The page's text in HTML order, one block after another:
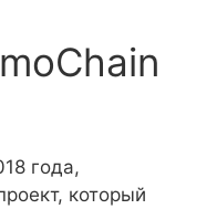
года,
который